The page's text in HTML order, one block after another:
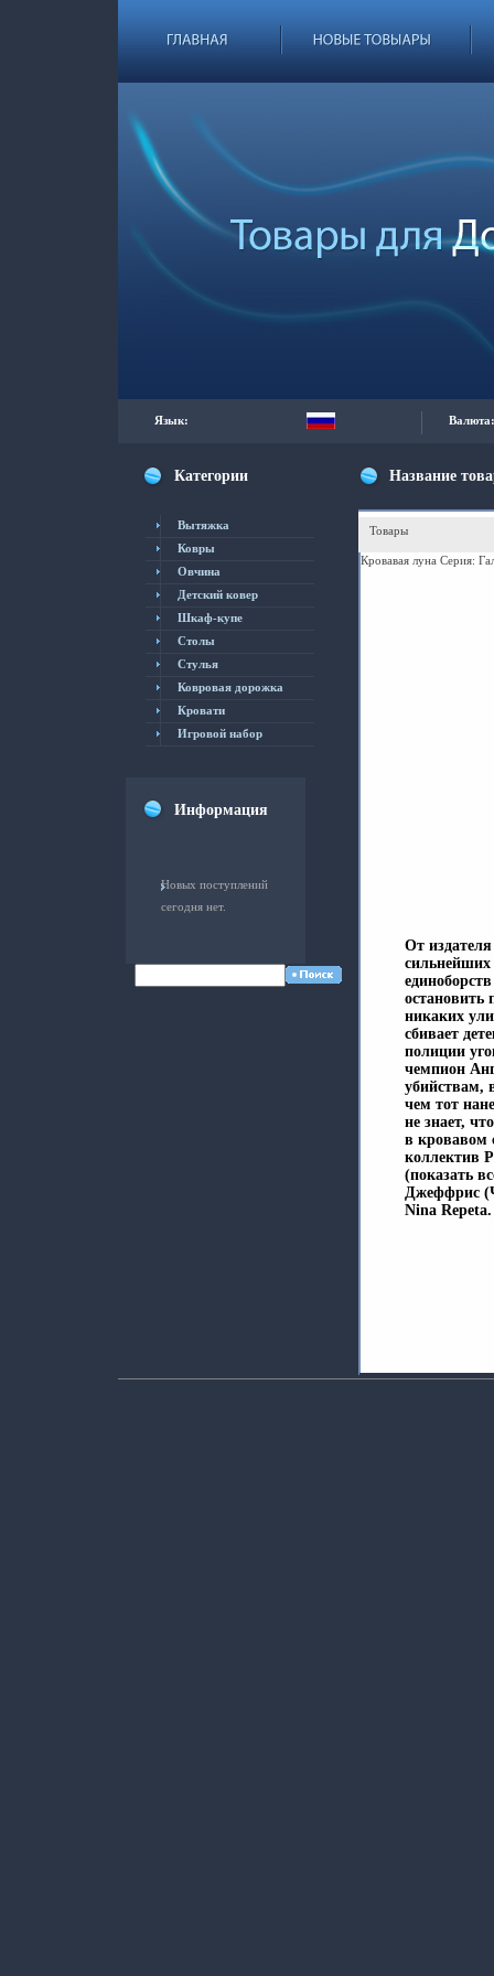
Язык: Валюта:
Категории
Вытяжка
Ковры
Овчина
Детский ковер
Шкаф-купе
Столы
Cтулья
Ковровая дорожка
Кровати
Игровой набор
Информация
Новых поступлений
сегодня нет.
Название
Товары
Кровавая луна Серия:
От
остановить
никаких
сбивает
полиции
чемпион
убийствам,
чем тот
не знает,
в кровавом
коллектив
(показать
Джеффрис
Nina Repeta.